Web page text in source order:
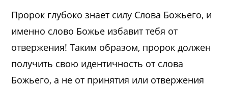
Пророк глубоко знает силу Слова Божьего, и
именно слово Божье избавит тебя от
отвержения! Таким образом, пророк должен
получить свою идентичность от слова
Божьего, а не от принятия или отвержения